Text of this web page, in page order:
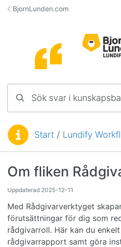
Hoppa till innehåll
BjornLunden.com
Du är här:Start / Lundify
Om fliken
Uppdaterad 2025-12-11
Med Rådgivarverktyget
förutsättningar för dig som
rådgivarroll. Här kan du
rådgivarrapport samt göra